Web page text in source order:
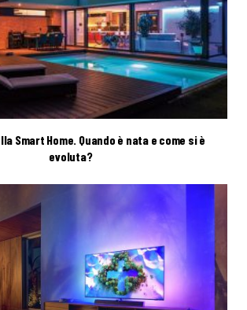
Smart Home. Quando è nata e come si è
evoluta?